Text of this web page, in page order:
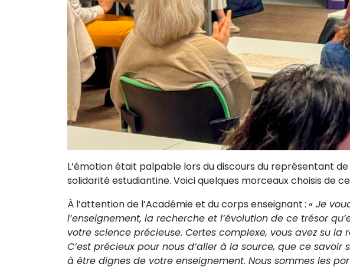
L’émotion était palpable lors du discours du représentant
solidarité estudiantine. Voici quelques morceaux choisis de
À l’attention de l’Académie et du corps enseignant: « Je
l’enseignement, la recherche et l’évolution de ce trésor
votre science précieuse. Certes complexe, vous avez su
C’est précieux pour nous d’aller à la source, que ce
à être dignes de votre enseignement. Nous sommes les